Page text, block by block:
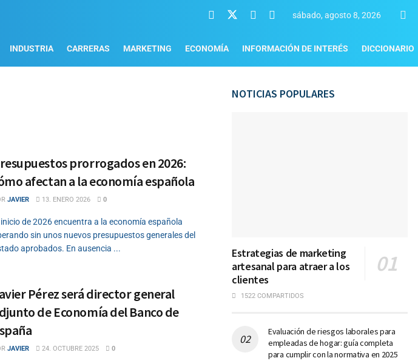
sábado, agosto 8, 2026
INDUSTRIA CARRERAS MARKETING ECONOMÍA INFORMACIÓN DE INTERÉS DICCIONARIO
prorrogados en 2026:
afectan a la economía española
JAVIER 13. ENERO 2026 0
inicio de 2026 encuentra a la economía española
sin unos nuevos presupuestos generales del
aprobados. En ausencia ...
Pérez será director general
de Economía del Banco de
JAVIER 24. OCTUBRE 2025 0
NOTICIAS POPULARES
Estrategias de marketing
artesanal para atraer a los
clientes
1522 COMPARTIDOS
Evaluación de riesgos laborales para
empleadas de hogar: guía completa
para cumplir con la normativa en 2025